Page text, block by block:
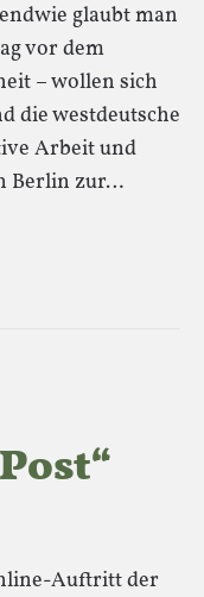
glaubt man
vor dem
– wollen sich
die westdeutsche
Arbeit und
Berlin zur…
Auftritt der